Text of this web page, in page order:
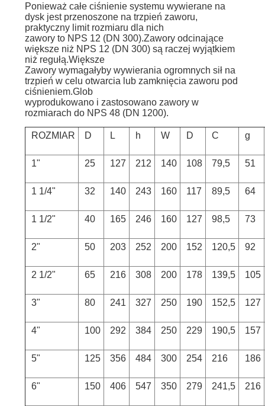
Ponieważ całe ciśnienie systemu wywierane na
dysk jest przenoszone na trzpień zaworu,
praktyczny limit rozmiaru dla nich
zawory to NPS 12 (DN 300).Zawory odcinające
większe niż NPS 12 (DN 300) są raczej wyjątkiem
niż regułą.Większe
Zawory wymagałyby wywierania ogromnych sił na
trzpień w celu otwarcia lub zamknięcia zaworu pod
ciśnieniem.Glob
wyprodukowano i zastosowano zawory w
rozmiarach do NPS 48 (DN 1200).
ROZMIAR D L h W D C g
1" 25 127 212 140 108 79,5 51
1 1/4" 32 140 243 160 117 89,5 64
1 1/2" 40 165 246 160 127 98,5 73
2" 50 203 252 200 152 120,5 92
2 1/2" 65 216 308 200 178 139,5 105
3" 80 241 327 250 190 152,5 127
4" 100 292 384 250 229 190,5 157
5" 125 356 484 300 254 216 186
6" 150 406 547 350 279 241,5 216